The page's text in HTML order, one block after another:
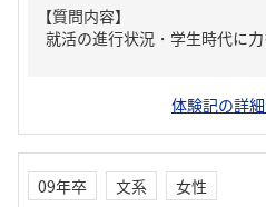
【質問内容】
就活の進行状況・学生時代に
体験記の詳
09年卒 文系
女性